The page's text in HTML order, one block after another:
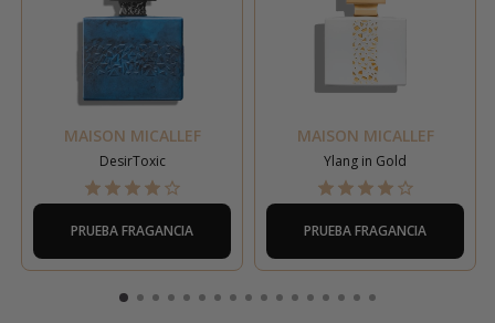
MAISON MICALLEF
DesirToxic
PRUEBA FRAGANCIA
MAISON MICALLEF
Ylang in Gold
PRUEBA FRAGANCIA